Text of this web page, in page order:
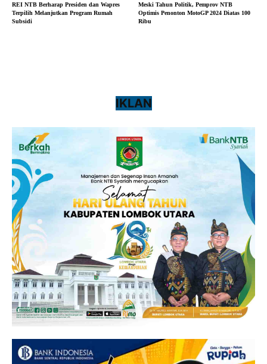
REI NTB Berharap Presiden dan Wapres
Terpilih Melanjutkan Program Rumah
Subsidi
Meski Tahun Politik, Pemprov NTB
Optimis Penonton MotoGP 2024 Diatas 100
Ribu
IKLAN